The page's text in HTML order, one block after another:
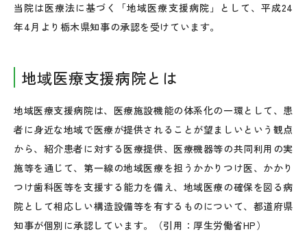
当院は医療法に基づく「地域医療支援病院」として、平成24
年4月より栃木県知事の承認を受けています。
地域医療支援病院とは
地域医療支援病院は、医療施設機能の体系化の一環として、患
者に身近な地域で医療が提供されることが望ましいという観点
から、紹介患者に対する医療提供、医療機器等の共同利用の実
施等を通じて、第一線の地域医療を担うかかりつけ医、かかり
つけ歯科医等を支援する能力を備え、地域医療の確保を図る病
院として相応しい構造設備等を有するものについて、都道府県
知事が個別に承認しています。（引用：厚生労働省HP）